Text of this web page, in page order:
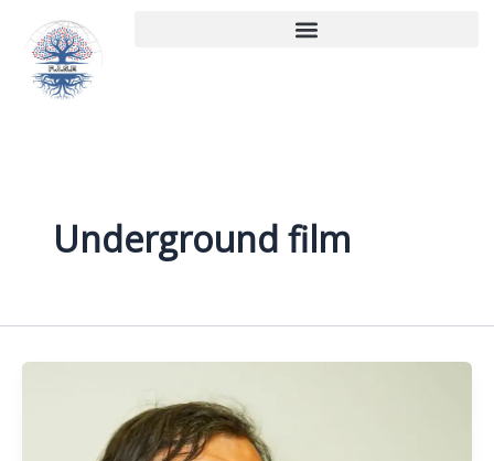
contenu
Underground film